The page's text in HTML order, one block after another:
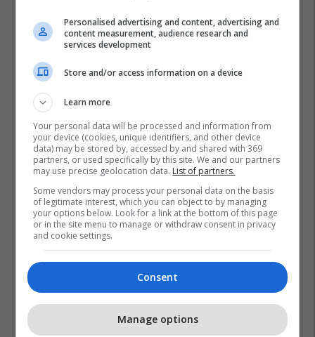
Personalised advertising and content, advertising and
content measurement, audience research and
services development
Store and/or access information on a device
Learn more
Your personal data will be processed and information from
your device (cookies, unique identifiers, and other device
data) may be stored by, accessed by and shared with 369
partners, or used specifically by this site. We and our partners
may use precise geolocation data. List of partners.
Some vendors may process your personal data on the basis
of legitimate interest, which you can object to by managing
your options below. Look for a link at the bottom of this page
or in the site menu to manage or withdraw consent in privacy
and cookie settings.
Consent
Manage options